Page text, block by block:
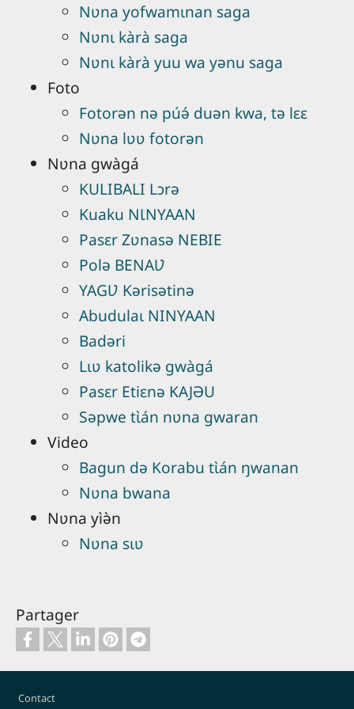
Nʋna yofwamɩnan saga
Nʋnɩ kàrà saga
Nʋnɩ kàrà yuu wa yənu saga
Foto
Fotorən nə púə́ duən kwa, tə lɛɛ
Nʋna lʋʋ fotorən
Nʋna gwàgá
KULIBALI Lɔrə
Kuaku NƖNYAAN
Pasɛr Zʋnasə NEBIE
Polə BENAƲ
YAGƲ Kərisətinə
Abudulaɩ NINYAAN
Badəri
Lɩʋ katolikə gwàgá
Pasɛr Etiɛnə KAJƏU
Səpwe tɩ̀án nʋna gwaran
Video
Bagun də Korabu tɩ̀án ŋwanan
Nʋna bwana
Nʋna yìə̀n
Nʋna sɩʋ
Partager
Contact